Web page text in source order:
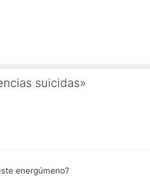
suicidas»
energúmeno?